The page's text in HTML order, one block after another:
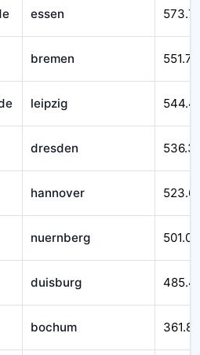
essen
bremen
leipzig
dresden
hannover
nuernberg
duisburg
bochum